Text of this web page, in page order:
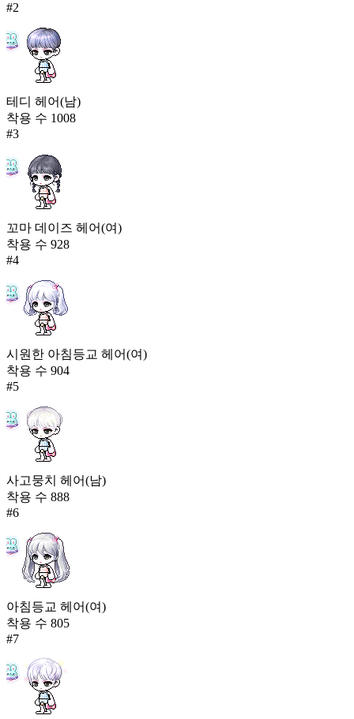
#2
테디 헤어(남)
착용 수 1008
#3
꼬마 데이즈 헤어(여)
착용 수 928
#4
시원한 아침등교 헤어(여)
착용 수 904
#5
사고뭉치 헤어(남)
착용 수 888
#6
아침등교 헤어(여)
착용 수 805
#7